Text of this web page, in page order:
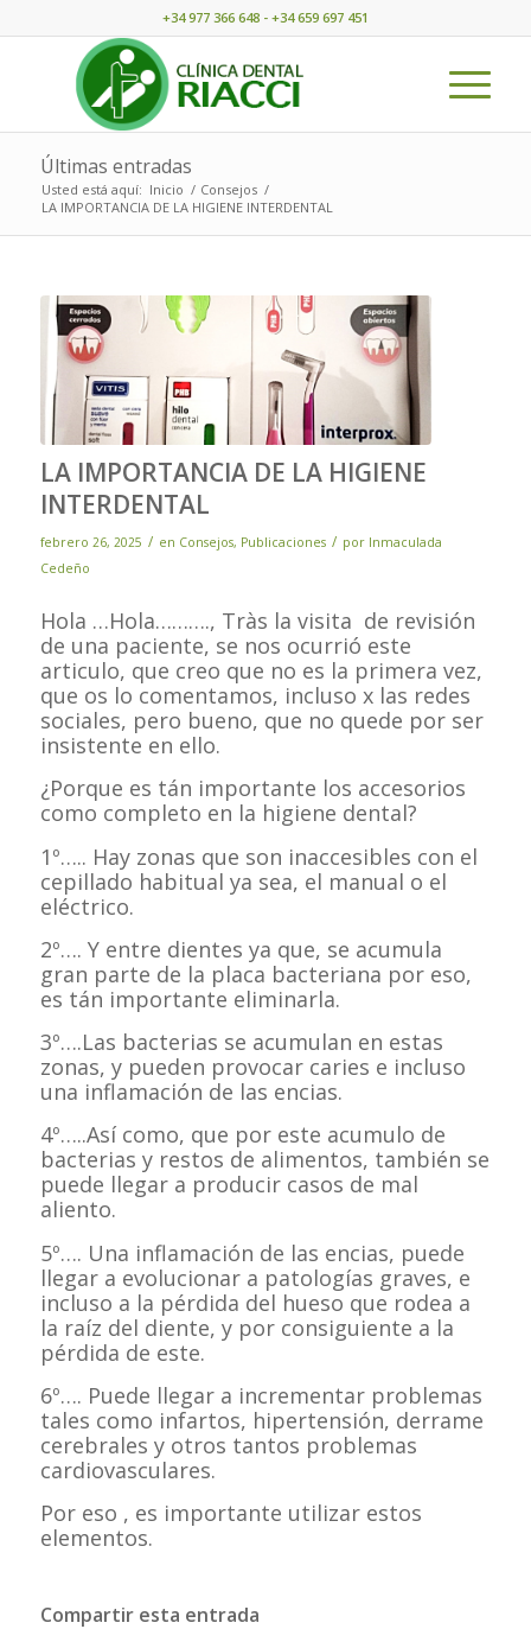
+34 977 366 648 - +34 659 697 451
Últimas entradas
Usted está aquí: Inicio / Consejos /
LA IMPORTANCIA DE LA HIGIENE INTERDENTAL
LA IMPORTANCIA DE LA HIGIENE
INTERDENTAL
febrero 26, 2025 / en Consejos, Publicaciones / por Inmaculada
Cedeño
Hola …Hola………., Tràs la visita de revisión
de una paciente, se nos ocurrió este
articulo, que creo que no es la primera vez,
que os lo comentamos, incluso x las redes
sociales, pero bueno, que no quede por ser
insistente en ello.
¿Porque es tán importante los accesorios
como completo en la higiene dental?
1º….. Hay zonas que son inaccesibles con el
cepillado habitual ya sea, el manual o el
eléctrico.
2º…. Y entre dientes ya que, se acumula
gran parte de la placa bacteriana por eso,
es tán importante eliminarla.
3º….Las bacterias se acumulan en estas
zonas, y pueden provocar caries e incluso
una inflamación de las encias.
4º…..Así como, que por este acumulo de
bacterias y restos de alimentos, también se
puede llegar a producir casos de mal
aliento.
5º…. Una inflamación de las encias, puede
llegar a evolucionar a patologías graves, e
incluso a la pérdida del hueso que rodea a
la raíz del diente, y por consiguiente a la
pérdida de este.
6º…. Puede llegar a incrementar problemas
tales como infartos, hipertensión, derrame
cerebrales y otros tantos problemas
cardiovasculares.
Por eso , es importante utilizar estos
elementos.
Compartir esta entrada